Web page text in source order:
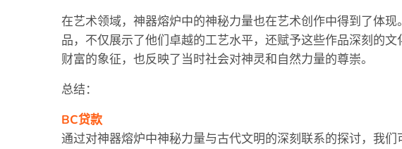
在艺术领域，神器熔炉中的神秘力量也在艺术创作中得到了体
品，不仅展示了他们卓越的工艺水平，还赋予这些作品深刻的
财富的象征，也反映了当时社会对神灵和自然力量的尊崇。
总结：
BC贷款
通过对神器熔炉中神秘力量与古代文明的深刻联系的探讨，我